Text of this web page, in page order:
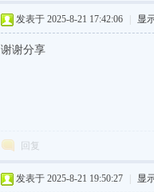
发表于 2025-8-21 17:42:06 显
谢谢分享
回复
发表于 2025-8-21 19:50:27 显